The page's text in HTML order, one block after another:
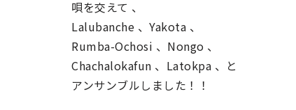
唄を交えて 、
Lalubanche 、Yakota 、
Rumba-Ochosi 、Nongo 、
Chachalokafun 、Latokpa 、と
アンサンブルしました！！